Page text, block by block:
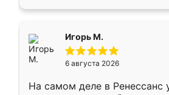
Игорь М.
6 августа 2026
На самом деле в Ренессанс